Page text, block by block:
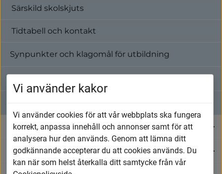
Särskild skolskjuts
Tidtabell och kontakt
Synpunkter och klagomål för utbildning
Samverkan mellan skola och näringsliv
Äldre i Vårgårda
Sociala tjänster, vård och omsorg
gymnasieskolan
Ansökan skolskjuts, förlorat busskort, när
gäller kortet, om jag byter skola
Särskild skolskjuts
Särskild skolskjuts på grund av
funktionsnedsättning eller andra särskilda
Vi använder kakor
Vi använder cookies för att vår webbplats ska fungera
korrekt, anpassa innehåll och annonser samt för att
analysera hur den används. Genom att lämna ditt
godkännande accepterar du att cookies används. Du
kan när som helst återkalla ditt samtycke från vår